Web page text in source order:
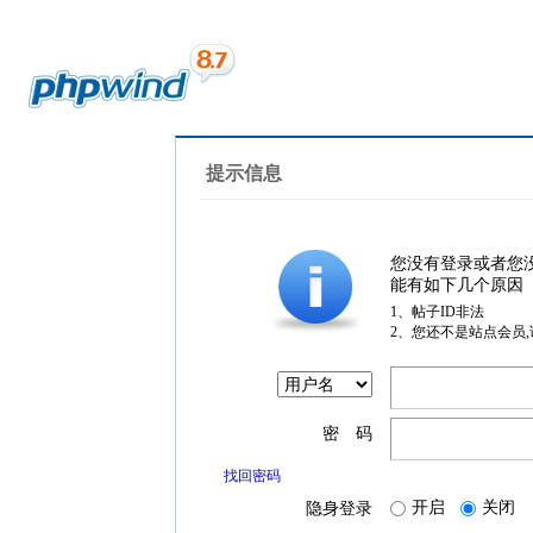
提示信息
您没有登录或者您
能有如下几个原因
1、帖子ID非法
2、您还不是站点会员
密 码
找回密码
隐身登录 开启 关闭